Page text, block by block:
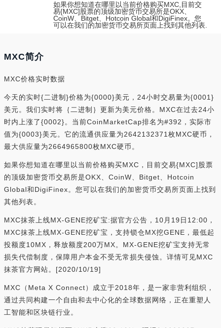
如果你想知道在哪里以当前价格购买MXC,目前交
易{MXC]股票的顶级加密货币交易所是OKX、
CoinW、Bitget、Hotcoin Global和DigiFinex。您
可以在我们的加密货币交易所页面上找到其他列表.
MXC简介
MXC价格实时数据
今天的实时{二进制}价格为{0000}美元，24小时交易量为{0001}
美元。我们实时将｛二进制｝更新为美元价格。MXC在过去24小
时内上涨了{0002}。当前CoinMarketCap排名为#392，实际市
值为{0003}美元。它的流通供应量为2642132371枚MXC硬币，
最大供应量为2664965800枚MXC硬币。
如果你想知道在哪里以当前价格购买MXC，目前交易{MXC]股票
的顶级加密货币交易所是OKX、CoinW、Bitget、Hotcoin
Global和DigiFinex。您可以在我们的加密货币交易所页面上找到
其他列表。
MXC抹茶上线MX-GENE挖矿宝:据官方公告，10月19日12:00，
MXC抹茶上线MX-GENE挖矿宝，支持锁仓MX挖GENE，最低起
投额度10MX，释放额度200万MX。MX-GENE挖矿宝支持无常
损失代偿制度，保障用户本金不受无常损失侵蚀。详情可见MXC
抹茶官方网站。[2020/10/19]
MXC（Meta X Connect）成立于2018年，是一家非营利组织，
通过共同构建一个自由和去中心化的全球数据网络，正在重塑人
工智能和区块链行业。